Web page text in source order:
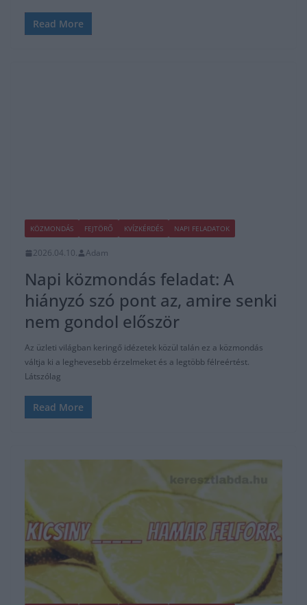
Read More
KÖZMONDÁS FEJTÖRŐ KVÍZKÉRDÉS NAPI FELADATOK
2026.04.10. Adam
Napi közmondás feladat: A
hiányzó szó pont az, amire senki
nem gondol először
Az üzleti világban keringő idézetek közül talán ez a közmondás
váltja ki a leghevesebb érzelmeket és a legtöbb félreértést.
Látszólag
Read More